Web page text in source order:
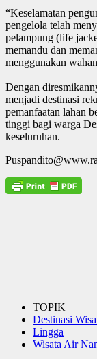
“Keselamatan
pengelola telah
pelampung (life
memandu dan
menggunakan
Dengan
menjadi destinasi
pemanfaatan lahan
tinggi bagi warga
keseluruhan.
TOPIK
Destinasi
Lingga
Wisata Air